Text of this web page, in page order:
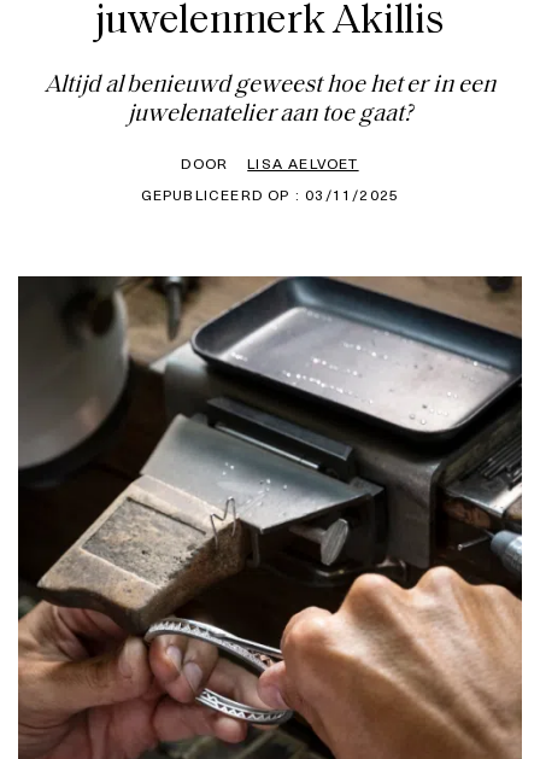
juwelenmerk Akillis
Altijd al benieuwd geweest hoe het er in een
juwelenatelier aan toe gaat?
DOOR
LISA AELVOET
GEPUBLICEERD OP : 03/11/2025